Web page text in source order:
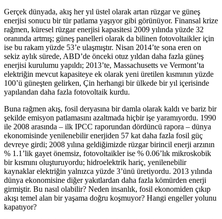
Gerçek dünyada, akış her yıl üstel olarak artan rüzgar ve güneş
enerjisi sonucu bir tür patlama yaşıyor gibi görünüyor. Finansal krize
rağmen, küresel rüzgar enerjisi kapasitesi 2009 yılında yüzde 32
oranında artmış; güneş panelleri olarak da bilinen fotovoltaikler için
ise bu rakam yüzde 53’e ulaşmıştır. Nisan 2014’te sona eren on
sekiz aylık sürede, ABD’de önceki otuz yıldan daha fazla güneş
enerjisi kurulumu yapıldı; 2013’te, Massachusetts ve Vermont’ta
elektriğin mevcut kapasiteye ek olarak yeni üretilen kısmının yüzde
100’ü güneşten gelirken, Çin herhangi bir ülkede bir yıl içerisinde
yapılandan daha fazla fotovoltaik kurdu.
Buna rağmen akış, fosil deryasına bir damla olarak kaldı ve bariz bir
şekilde emisyon patlamasını azaltmada hiçbir işe yaramıyordu. 1990
ile 2008 arasında – ilk IPCC raporundan dördüncü rapora – dünya
ekonomisinde yenilenebilir enerjiden 57 kat daha fazla fosil güç
devreye girdi; 2008 yılına geldiğimizde rüzgar birincil enerji arzının
% 1.1’lik gayet önemsiz, fotovoltaikler ise % 0.06’lık mikroskobik
bir kısmını oluşturuyordu; hidroelektrik hariç, yenilenebilir
kaynaklar elektriğin yalnızca yüzde 3’ünü üretiyordu. 2013 yılında
dünya ekonomisine diğer yakıtlardan daha fazla kömürden enerji
girmiştir. Bu nasıl olabilir? Neden insanlık, fosil ekonomiden çıkıp
akışı temel alan bir yaşama doğru koşmuyor? Hangi engeller yolunu
kapatıyor?